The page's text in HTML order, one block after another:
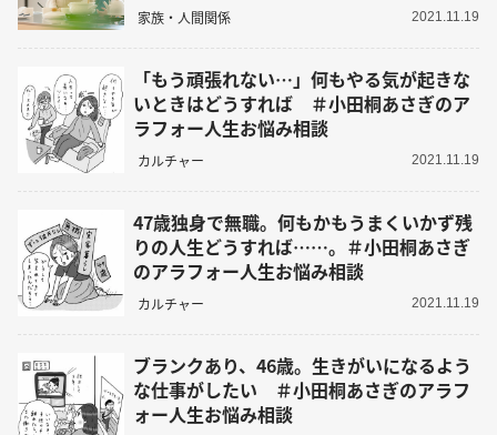
家族・人間関係 2021.11.19
「もう頑張れない…」何もやる気が起きな
いときはどうすれば ＃小田桐あさぎのア
ラフォー人生お悩み相談
カルチャー 2021.11.19
47歳独身で無職。何もかもうまくいかず残
りの人生どうすれば……。＃小田桐あさぎ
のアラフォー人生お悩み相談
カルチャー 2021.11.19
ブランクあり、46歳。生きがいになるよう
な仕事がしたい ＃小田桐あさぎのアラフ
ォー人生お悩み相談